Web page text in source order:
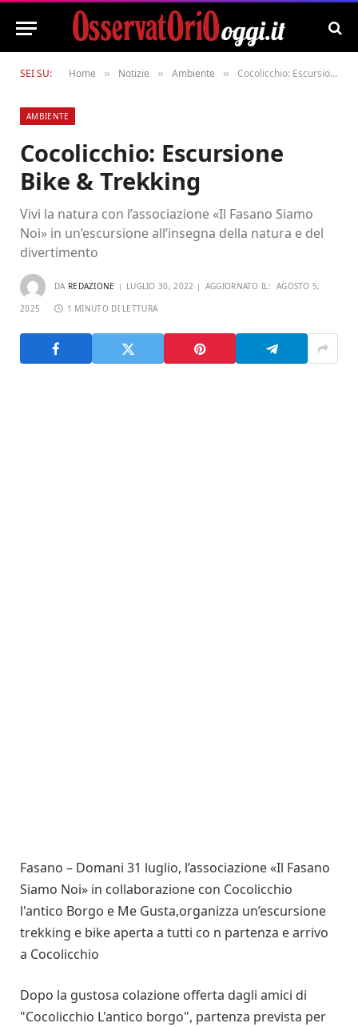
SEI SU: Home » Notizie » Ambiente » Cocolicchio: Escursione Bike & Trekking
AMBIENTE
Cocolicchio: Escursione
Bike & Trekking
Vivi la natura con l’associazione «Il Fasano Siamo
Noi» in un’escursione all’insegna della natura e del
divertimento
DA REDAZIONE LUGLIO 30, 2022 AGGIORNATO IL: AGOSTO 5,
2025 1 MINUTO DI LETTURA
Fasano – Domani 31 luglio, l’associazione «Il Fasano
Siamo Noi» in collaborazione con Cocolicchio
l'antico Borgo e Me Gusta,organizza un’escursione
trekking e bike aperta a tutti co n partenza e arrivo
a Cocolicchio
Dopo la gustosa colazione offerta dagli amici di
"Cocolicchio L'antico borgo", partenza prevista per